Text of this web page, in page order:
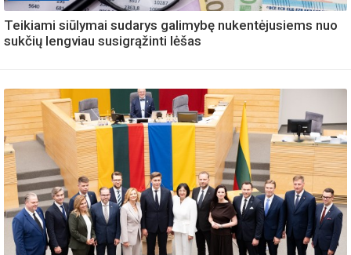
Teikiami siūlymai sudarys galimybę nukentėjusiems nuo
sukčių lengviau susigrąžinti lėšas